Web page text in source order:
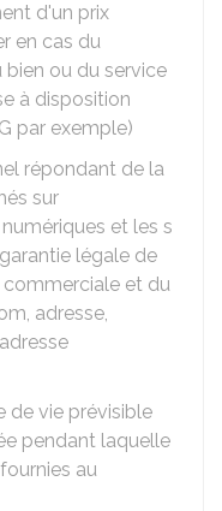
d'un prix
en cas du
ou du service
à disposition
par exemple)
répondant de la
sur
et les s
légale de
et du
adresse,
de vie prévisible
pendant laquelle
au